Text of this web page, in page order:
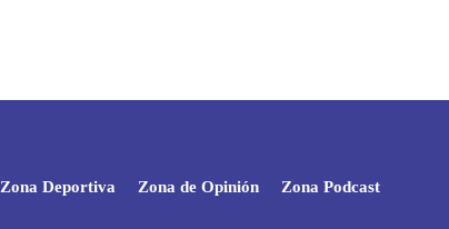
Zona Deportiva Zona de Opinión Zona Podcast